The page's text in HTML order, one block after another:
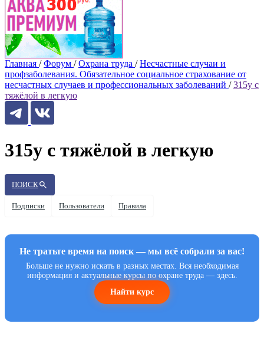
Главная / Форум / Охрана труда / Несчастные случаи и
профзаболевания. Обязательное социальное страхование от
несчастных случаев и профессиональных заболеваний / 315у с
тяжёлой в легкую
315у с тяжёлой в легкую
ПОИСК
Подписки Пользователи Правила
Не тратьте время на поиск — мы всё собрали за вас!
Больше не нужно искать в разных местах. Вся необходимая
информация и актуальные курсы по охране труда — здесь.
Найти курс